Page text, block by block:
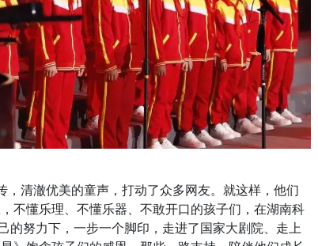
清澈优美的童声，打动了众多网友。就这样，他们
不懂乐理、不懂乐器、不敢开口的孩子们，在湖南科
的努力下，一步一个脚印，走进了国家大剧院、走上